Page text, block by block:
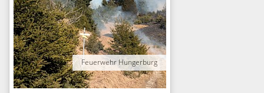
Feuerwehr Hungerburg